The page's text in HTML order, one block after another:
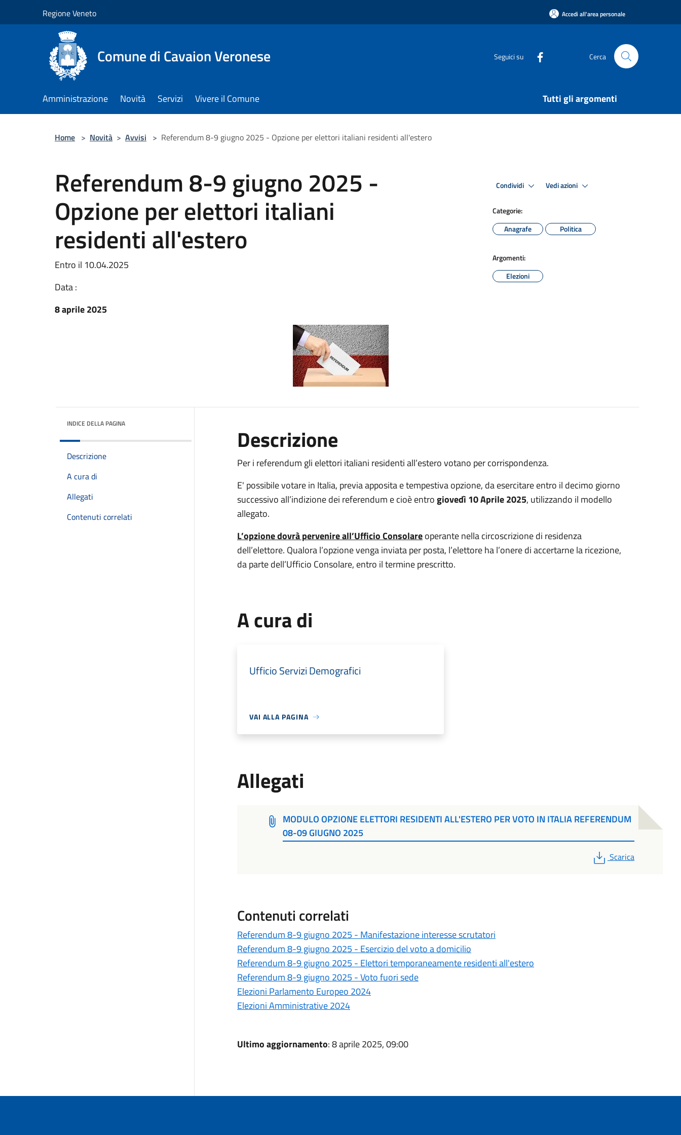
Regione Veneto Accedi all'area personale
Comune di Cavaion Veronese Seguici su Cerca
Amministrazione Novità Servizi Vivere il Comune Tutti gli argomenti
Home > Novità > Avvisi > Referendum 8-9 giugno 2025 - Opzione per elettori italiani residenti all'estero
Referendum 8-9 giugno 2025 -
Opzione per elettori italiani
residenti all'estero
Entro il 10.04.2025
Data :
8 aprile 2025
Condividi Vedi azioni
Categorie:
Anagrafe
Politica
Argomenti:
Elezioni
INDICE DELLA PAGINA
Descrizione
A cura di
Allegati
Contenuti correlati
Descrizione
Per i referendum gli elettori italiani residenti all’estero votano per corrispondenza.
E' possibile votare in Italia, previa apposita e tempestiva opzione, da esercitare entro il decimo giorno
successivo all’indizione dei referendum e cioè entrogiovedì 10 Aprile 2025, utilizzando il modello
allegato.
L’opzione dovrà pervenire all’Ufficio Consolareoperante nella circoscrizione di residenza
dell’elettore. Qualora l’opzione venga inviata per posta, l’elettore ha l’onere di accertarne la ricezione,
da parte dell’Ufficio Consolare, entro il termine prescritto.
A cura di
Ufficio Servizi Demografici
VAI ALLA PAGINA
Allegati
MODULO OPZIONE ELETTORI RESIDENTI ALL'ESTERO PER VOTO IN ITALIA REFERENDUM
08-09 GIUGNO 2025
PDF
Scarica
Contenuti correlati
Referendum 8-9 giugno 2025 - Manifestazione interesse scrutatori
Referendum 8-9 giugno 2025 - Esercizio del voto a domicilio
Referendum 8-9 giugno 2025 - Elettori temporaneamente residenti all'estero
Referendum 8-9 giugno 2025 - Voto fuori sede
Elezioni Parlamento Europeo 2024
Elezioni Amministrative 2024
Ultimo aggiornamento: 8 aprile 2025, 09:00